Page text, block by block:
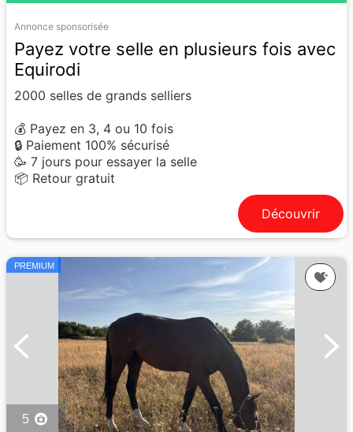
Annonce sponsorisée
Payez votre selle en plusieurs fois avec
Equirodi
2000 selles de grands selliers
💰 Payez en 3, 4 ou 10 fois
🔒 Paiement 100% sécurisé
🥳 7 jours pour essayer la selle
📦 Retour gratuit
Découvrir
PREMIUM
5